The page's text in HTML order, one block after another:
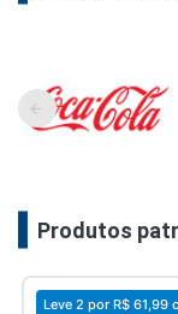
Produtos
Leve 2 por R$ 61,99